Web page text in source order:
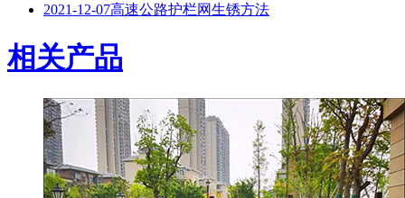
2021-12-07高速公路护栏网生锈方法
相关产品